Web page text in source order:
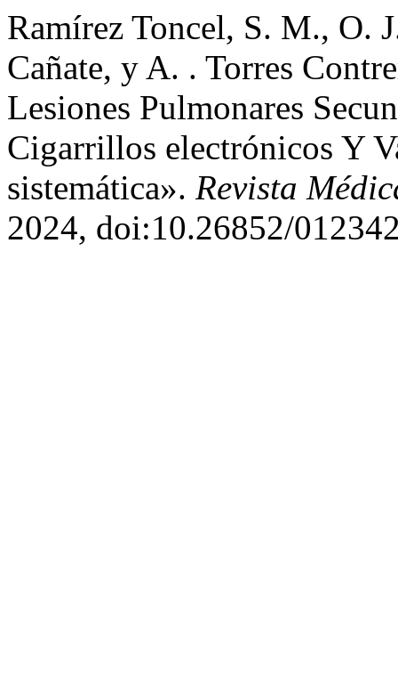
Ramírez Toncel, S. M., O.
Cañate, y A. . Torres
Lesiones Pulmonares
Cigarrillos electrónicos Y
sistemática». Revista
2024, doi:10.26852/